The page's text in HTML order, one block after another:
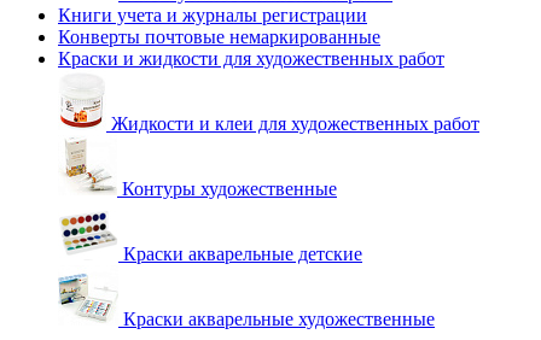
Книги учета и журналы регистрации
Конверты почтовые немаркированные
Краски и жидкости для художественных работ
Жидкости и клеи для художественных работ
Контуры художественные
Краски акварельные детские
Краски акварельные художественные